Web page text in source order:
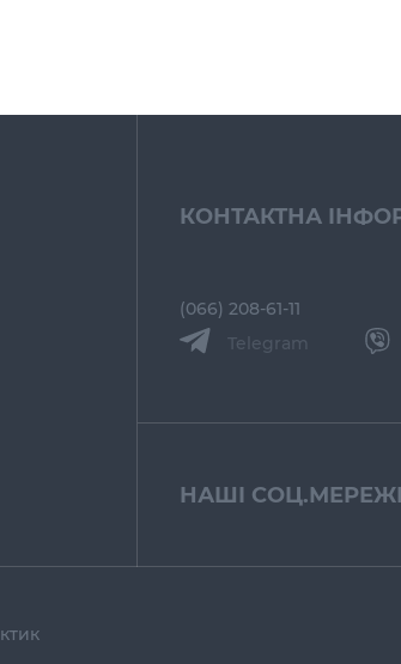
КОНТАКТНА
(066) 208-61-11
Telegram
НАШІ СОЦ.МЕРЕЖІ